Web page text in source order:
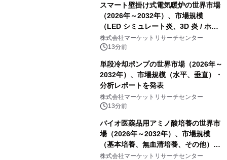
スマート壁掛け式電気暖炉の世界市場
（2026年～2032年）、市場規模
（LED シミュレート炎、3D 炎 / ホロ
グラフィック効果、水ミスト炎）・分
析レポートを発表
株式会社マーケットリサーチセンター
13分前
単段冷却ポンプの世界市場（2026年～
2032年）、市場規模（水平、垂直）・
分析レポートを発表
株式会社マーケットリサーチセンター
13分前
バイオ医薬品用アミノ酸培養の世界市
場（2026年～2032年）、市場規模
（基本培養、無血清培養、その他）・
分析レポートを発表
株式会社マーケットリサーチセンター